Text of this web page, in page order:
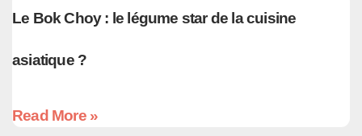
Le Bok Choy : le légume star de la cuisine
asiatique ?
Read More »